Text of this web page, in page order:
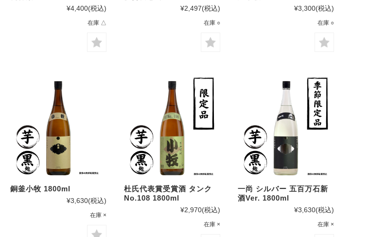
¥4,400(税込)
在庫 △
¥2,497(税込)
在庫 ○
¥3,300(税込)
在庫 ○
銅釜小牧 1800ml
¥3,630(税込)
在庫 ×
杜氏代表賞受賞酒 タンク
No.108 1800ml
¥2,970(税込)
在庫 ×
一尚 シルバー 五百万石新
酒Ver. 1800ml
¥3,630(税込)
在庫 ×